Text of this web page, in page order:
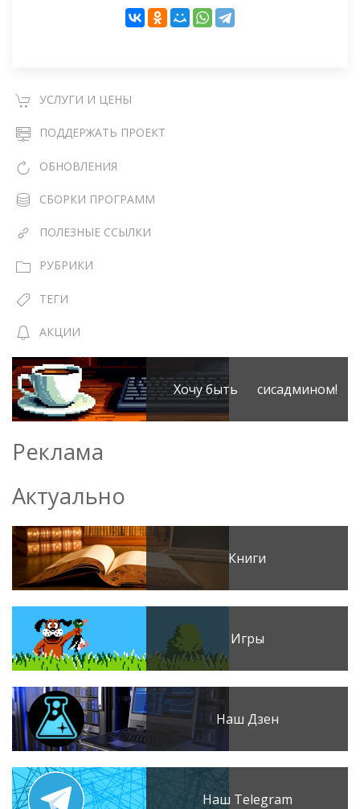
УСЛУГИ И ЦЕНЫ
ПОДДЕРЖАТЬ ПРОЕКТ
ОБНОВЛЕНИЯ
СБОРКИ ПРОГРАММ
ПОЛЕЗНЫЕ ССЫЛКИ
РУБРИКИ
ТЕГИ
АКЦИИ
Хочу быть сисадмином!
Реклама
Актуально
Книги
Игры
Наш Дзен
Наш Telegram